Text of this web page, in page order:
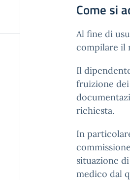
Come si
Al fine di
compilare il
Il
fruizione
richiesta.
In
situazione
medico dal